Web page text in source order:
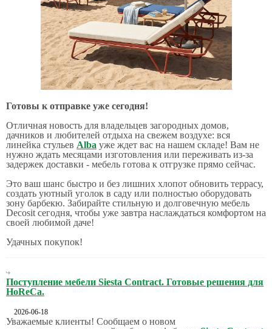
Готовы к отправке уже сегодня!
Отличная новость для владельцев загородных домов,
дачников и любителей отдыха на свежем воздухе: вся
линейка стульев Alba уже ждет вас на нашем складе! Вам не
нужно ждать месяцами изготовления или переживать из-за
задержек доставки - мебель готова к отгрузке прямо сейчас.
Это ваш шанс быстро и без лишних хлопот обновить террасу,
создать уютный уголок в саду или полностью оборудовать
зону барбекю. Забирайте стильную и долговечную мебель
Decosit сегодня, чтобы уже завтра наслаждаться комфортом на
своей любимой даче!
Удачных покупок!
Поступление мебели Siesta Contract. Готовые решения для
HoReCa.
2026-06-18
Уважаемые клиенты! Сообщаем о новом